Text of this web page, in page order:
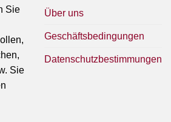
Sie
Sie
Über uns
Geschäftsbedingungen
Datenschutzbestimmungen